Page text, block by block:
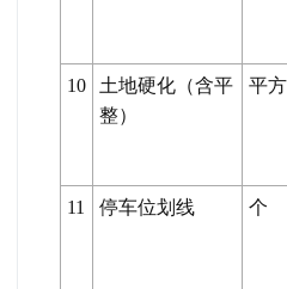
10
土地硬化（含平
整）
平
11 停车位划线 个